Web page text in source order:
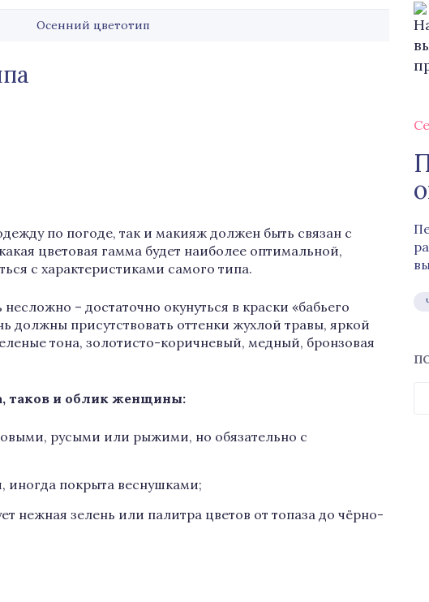
Осенний цветотип
по погоде, так и макияж должен быть связан с
цветовая гамма будет наиболее оптимальной,
с характеристиками самого типа.
– достаточно окунуться в краски «бабьего
должны присутствовать оттенки жухлой травы, яркой
тона, золотисто-коричневый, медный, бронзовая
таков и облик женщины:
русыми или рыжими, но обязательно с
иногда покрыта веснушками;
нежная зелень или палитра цветов от топаза до чёрно-